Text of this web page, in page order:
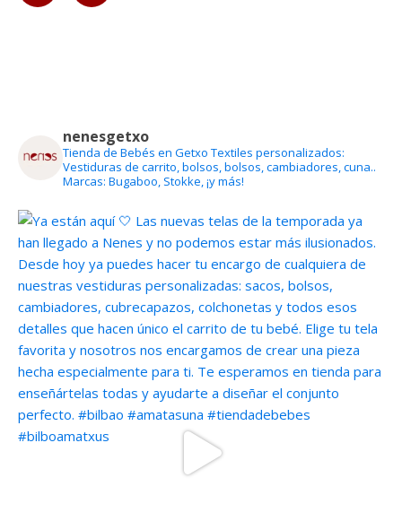
nenesgetxo
Tienda de Bebés en Getxo Textiles personalizados:
Vestiduras de carrito, bolsos, bolsos, cambiadores, cuna..
Marcas: Bugaboo, Stokke, ¡y más!